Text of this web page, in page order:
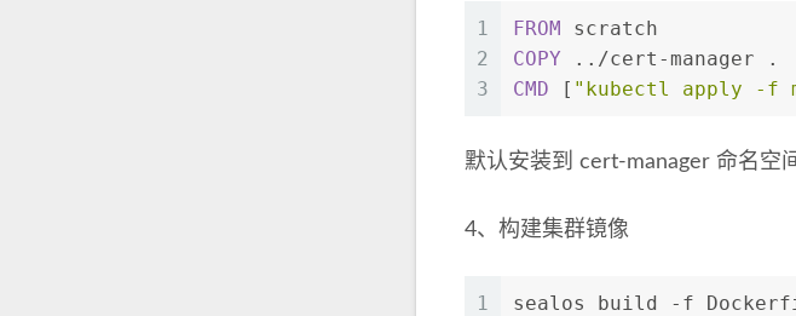
1
2
3
FROM scratch
COPY ../cert-manager .
CMD [ "kubectl apply -f
默认安装到 cert-manager 命名空
4、构建集群镜像
1
sealos build -f